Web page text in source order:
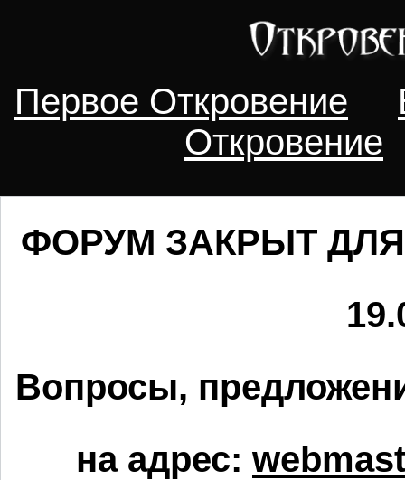
Первое Откровение
Откровение
ФОРУМ ЗАКРЫТ
Вопросы,
на адрес: